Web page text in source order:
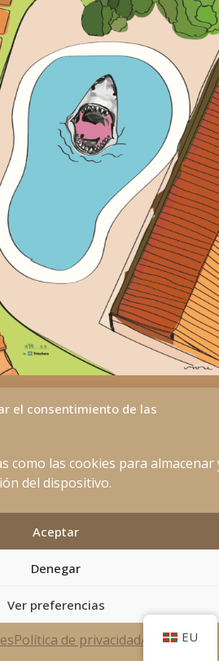
el consentimiento de las
como las cookies para almacenar
del dispositivo.
Aceptar
Denegar
Ver preferencias
Política de privacidadAviso Legal
EU